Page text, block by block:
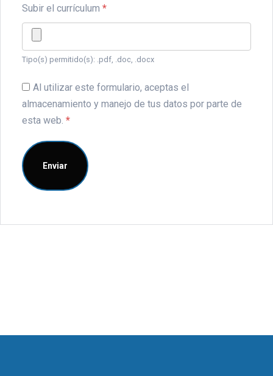
Subir el currículum *
Tipo(s) permitido(s): .pdf, .doc, .docx
Al utilizar este formulario, aceptas el
almacenamiento y manejo de tus datos por parte de
esta web. *